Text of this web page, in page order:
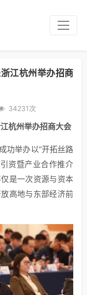
江杭州举办招商
34231次
杭州举办招商大会
功举办以“开拓丝路
资暨产业合作推介
是一次资源与资本
高地与东部经济前